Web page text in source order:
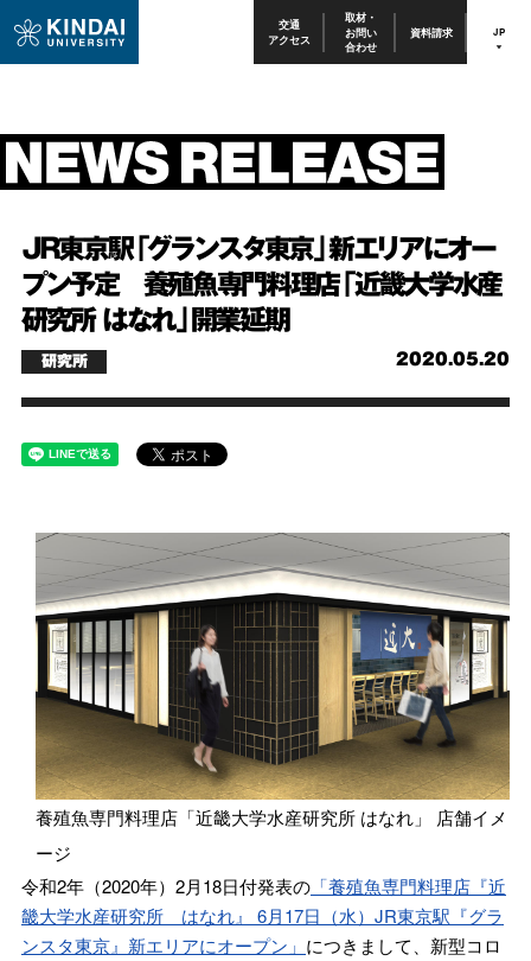
交通
アクセス
取材・
お問い
合わせ
資料請求 JP
JR東京駅「グランスタ東京」新エリアにオー
プン予定 養殖魚専門料理店「近畿大学水産
研究所 はなれ」開業延期
2020.05.20
研究所
養殖魚専門料理店「近畿大学水産研究所 はなれ」 店舗イメ
ージ
令和2年（2020年）2月18日付発表の 「養殖魚専門料理店『近
畿大学水産研究所 はなれ』 6月17日（水）JR東京駅『グラ
ンスタ東京』新エリアにオープン」 につきまして、新型コロ